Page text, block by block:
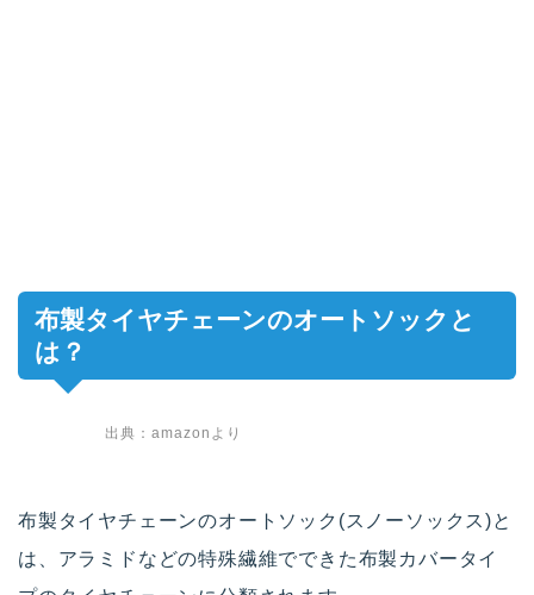
布製タイヤチェーンのオートソックと
は？
出典：amazonより
布製タイヤチェーンのオートソック(スノーソックス)と
は、アラミドなどの特殊繊維でできた布製カバータイ